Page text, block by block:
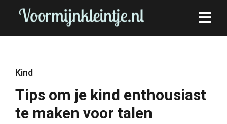
Kind
Tips om je kind enthousiast
te maken voor talen